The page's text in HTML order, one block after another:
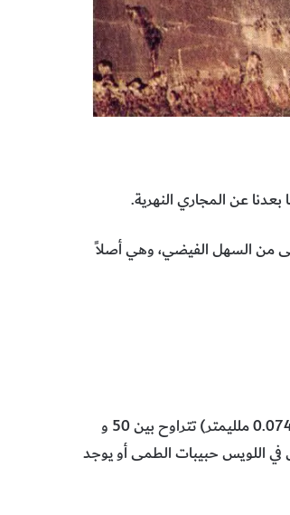
من السهل الفيضي، وهي أصلاً
صلصال (حبيبات أقل من 0.005 ملليمتر) تتراوح بين 15 و 40%، وطمى (0.005 – 0.074 ملليمتر) تتراوح بين 50 و
بين صفر، 10%. ويكسو الصلصال في اللويس حبيبات الطمى أو يوجد